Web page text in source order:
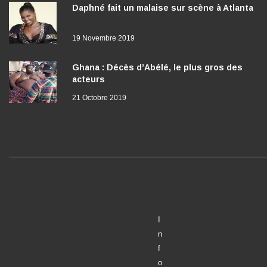
Daphné fait un malaise sur scène à Atlanta
19 Novembre 2019
Ghana : Décès d’Abélé, le plus gros des
acteurs
21 Octobre 2019
I
n
f
o